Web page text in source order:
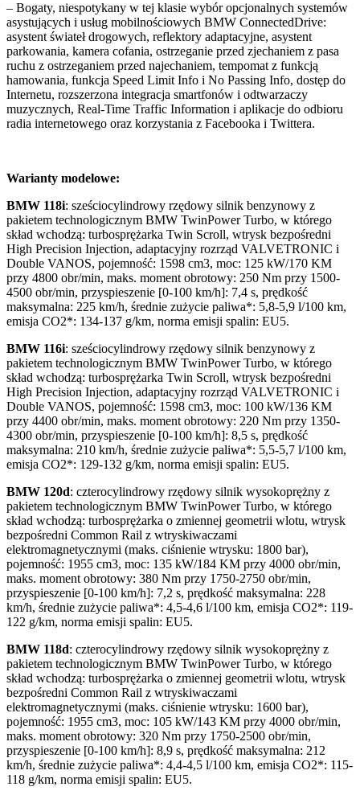
– Bogaty, niespotykany w tej klasie wybór opcjonalnych systemów
asystujących i usług mobilnościowych BMW ConnectedDrive:
asystent świateł drogowych, reflektory adaptacyjne, asystent
parkowania, kamera cofania, ostrzeganie przed zjechaniem z pasa
ruchu z ostrzeganiem przed najechaniem, tempomat z funkcją
hamowania, funkcja Speed Limit Info i No Passing Info, dostęp do
Internetu, rozszerzona integracja smartfonów i odtwarzaczy
muzycznych, Real-Time Traffic Information i aplikacje do odbioru
radia internetowego oraz korzystania z Facebooka i Twittera.
Warianty modelowe:
BMW 118i: sześciocylindrowy rzędowy silnik benzynowy z
pakietem technologicznym BMW TwinPower Turbo, w którego
skład wchodzą: turbosprężarka Twin Scroll, wtrysk bezpośredni
High Precision Injection, adaptacyjny rozrząd VALVETRONIC i
Double VANOS, pojemność: 1598 cm3, moc: 125 kW/170 KM
przy 4800 obr/min, maks. moment obrotowy: 250 Nm przy 1500-
4500 obr/min, przyspieszenie [0-100 km/h]: 7,4 s, prędkość
maksymalna: 225 km/h, średnie zużycie paliwa*: 5,8-5,9 l/100 km,
emisja CO2*: 134-137 g/km, norma emisji spalin: EU5.
BMW 116i: sześciocylindrowy rzędowy silnik benzynowy z
pakietem technologicznym BMW TwinPower Turbo, w którego
skład wchodzą: turbosprężarka Twin Scroll, wtrysk bezpośredni
High Precision Injection, adaptacyjny rozrząd VALVETRONIC i
Double VANOS, pojemność: 1598 cm3, moc: 100 kW/136 KM
przy 4400 obr/min, maks. moment obrotowy: 220 Nm przy 1350-
4300 obr/min, przyspieszenie [0-100 km/h]: 8,5 s, prędkość
maksymalna: 210 km/h, średnie zużycie paliwa*: 5,5-5,7 l/100 km,
emisja CO2*: 129-132 g/km, norma emisji spalin: EU5.
BMW 120d: czterocylindrowy rzędowy silnik wysokoprężny z
pakietem technologicznym BMW TwinPower Turbo, w którego
skład wchodzą: turbosprężarka o zmiennej geometrii wlotu, wtrysk
bezpośredni Common Rail z wtryskiwaczami
elektromagnetycznymi (maks. ciśnienie wtrysku: 1800 bar),
pojemność: 1955 cm3, moc: 135 kW/184 KM przy 4000 obr/min,
maks. moment obrotowy: 380 Nm przy 1750-2750 obr/min,
przyspieszenie [0-100 km/h]: 7,2 s, prędkość maksymalna: 228
km/h, średnie zużycie paliwa*: 4,5-4,6 l/100 km, emisja CO2*: 119-
122 g/km, norma emisji spalin: EU5.
BMW 118d: czterocylindrowy rzędowy silnik wysokoprężny z
pakietem technologicznym BMW TwinPower Turbo, w którego
skład wchodzą: turbosprężarka o zmiennej geometrii wlotu, wtrysk
bezpośredni Common Rail z wtryskiwaczami
elektromagnetycznymi (maks. ciśnienie wtrysku: 1600 bar),
pojemność: 1955 cm3, moc: 105 kW/143 KM przy 4000 obr/min,
maks. moment obrotowy: 320 Nm przy 1750-2500 obr/min,
przyspieszenie [0-100 km/h]: 8,9 s, prędkość maksymalna: 212
km/h, średnie zużycie paliwa*: 4,4-4,5 l/100 km, emisja CO2*: 115-
118 g/km, norma emisji spalin: EU5.